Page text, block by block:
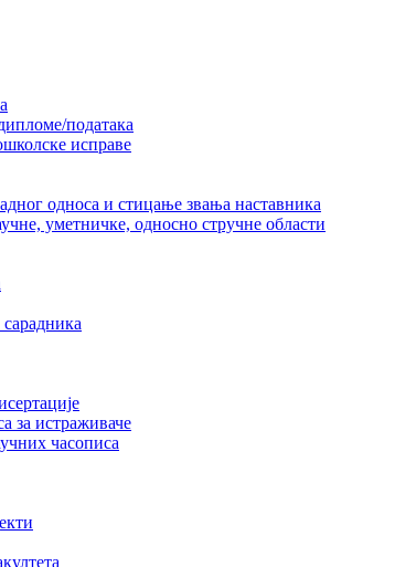
података
исправе
односа и стицање звања наставника
уметничке, односно стручне области
за истраживаче
часописа